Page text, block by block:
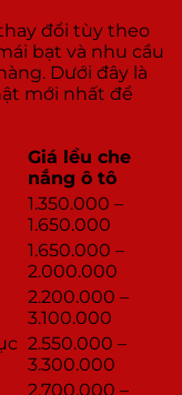
đổi tùy theo
bạt và nhu cầu
Dưới đây là
mới nhất để
Giá lều che
nắng ô tô
1.350.000 –
1.650.000
1.650.000 –
2.000.000
2.200.000 –
3.100.000
2.550.000 –
3.300.000
2.700.000 –